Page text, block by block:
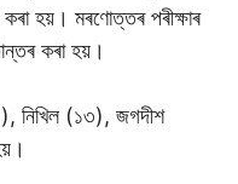
কৰা হয়। মৰণোত্তৰ পৰীক্ষাৰ
কৰা হয়।
নিখিল (১৩), জগদীশ